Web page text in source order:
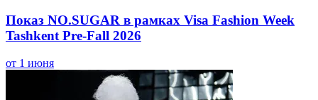
Показ NO.SUGAR в рамках Visa Fashion Week
Tashkent Pre-Fall 2026
от 1 июня